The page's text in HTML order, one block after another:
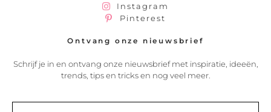
Instagram
Pinterest
Ontvang onze nieuwsbrief
Schrijf je in en ontvang onze nieuwsbrief met inspiratie, ideeën,
trends, tips en tricks en nog veel meer.